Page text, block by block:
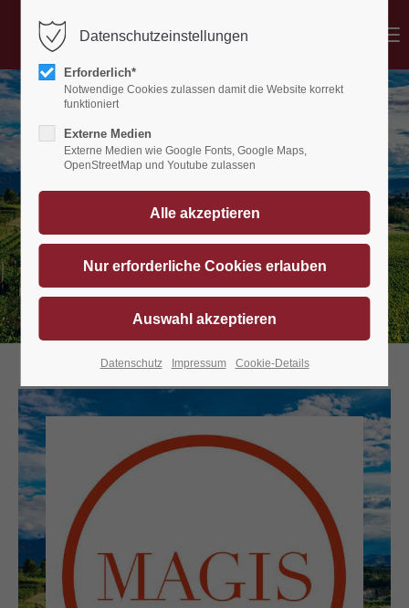
Der Eintrag "offcanvas-col1" existiert leider
nicht.
Der Eintrag "offcanvas-col2" existiert leider
nicht.
Der Eintrag "offcanvas-col3" existiert leider
Der Eintrag "offcanvas-col4" existiert leider
Datenschutzeinstellungen
Erforderlich*
Notwendige Cookies zulassen damit die Website korrekt
funktioniert
Externe Medien
Externe Medien wie Google Fonts, Google Maps,
OpenStreetMap und Youtube zulassen
Datenschutz Impressum Cookie-Details